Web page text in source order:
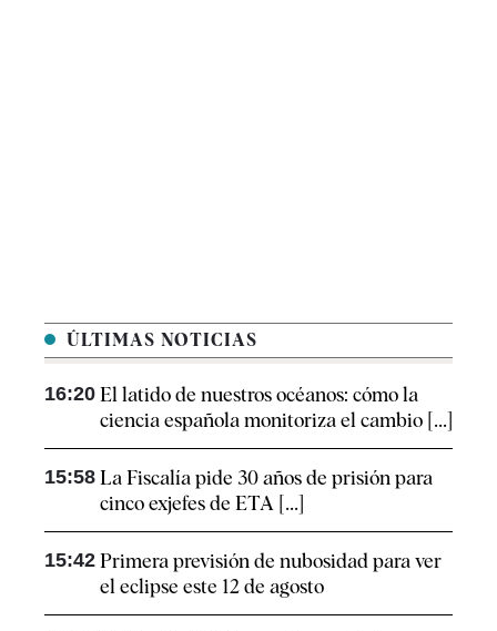
ÚLTIMAS NOTICIAS
16:20 El latido de nuestros océanos: cómo la
ciencia española monitoriza el cambio [...]
15:58 La Fiscalía pide 30 años de prisión para
cinco exjefes de ETA [...]
15:42 Primera previsión de nubosidad para ver
el eclipse este 12 de agosto